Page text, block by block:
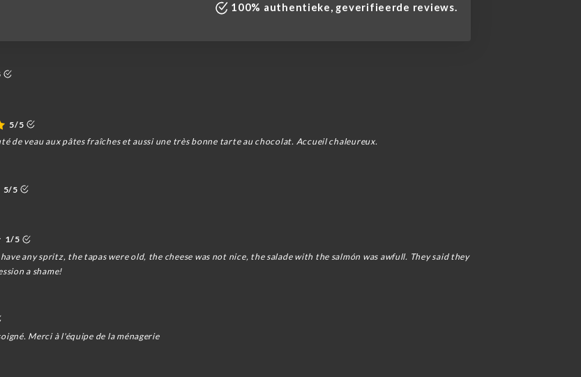
100% authentieke, geverifieerde reviews.
5/5
de veau aux pâtes fraîches et aussi une très bonne tarte au chocolat. Accueil chaleureux.
5/5
1/5
any spritz, the tapas were old, the cheese was not nice, the salade with the salmón was awfull. They said they
a shame!
Merci à l'équipe de la ménagerie